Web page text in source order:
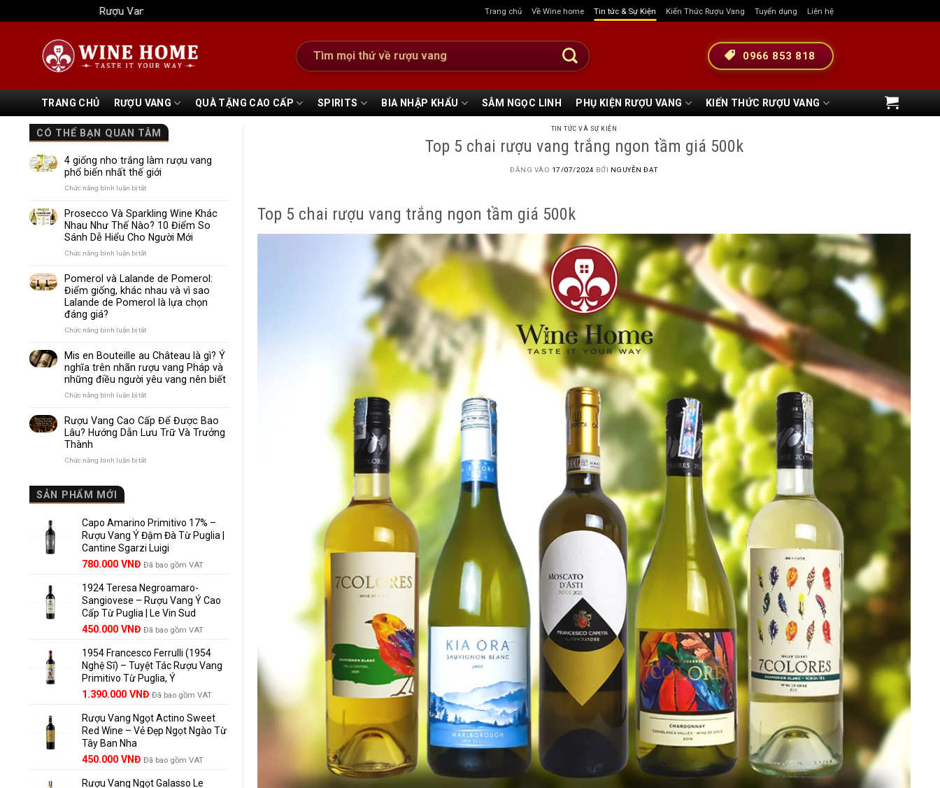
qua
Rượu Vang Wine Home Trang chủ Về Wine home Tin tức & Sự Kiện Kiến Thức Rượu Vang Tuyển dụng Liên hệ
Tìm
kiếm:
0966 853 818
TRANG CHỦ RƯỢU VANG QUÀ TẶNG CAO CẤP SPIRITS BIA NHẬP KHẨU SÂM NGỌC LINH PHỤ KIỆN RƯỢU VANG KIẾN THỨC RƯỢU VANG
CÓ THỂ BẠN QUAN TÂM
4 giống nho trắng làm rượu vang
phổ biến nhất thế giới
Chức năng bình luận bị tắtở
giống
nho
trắng
làm
biến
nhất
thế
Prosecco Và Sparkling Wine Khác
Nhau Như Thế Nào? 10 Điểm So
Sánh Dễ Hiểu Cho Người Mới
Chức năng bình luận bị tắtở
Và
Sparkling
Wine
Khác
10
Điểm
So
Dễ
Cho
Người
Pomerol và Lalande de Pomerol:
Điểm giống, khác nhau và vì sao
Lalande de Pomerol là lựa chọn
đáng giá?
Chức năng bình luận bị tắtở
Lalande
de
Pomerol:
nhau
và
chọn
đáng
giá?
Mis en Bouteille au Château là gì? Ý
nghĩa trên nhãn rượu vang Pháp và
những điều người yêu vang nên biết
Chức năng bình luận bị tắtở
en
Bouteille
au
rượu
vang
Pháp
và
những
yêu
vang
nên
Rượu Vang Cao Cấp Để Được Bao
Lâu? Hướng Dẫn Lưu Trữ Và Trưởng
Thành
Chức năng bình luận bị tắtở
Được
Bao
Lâu?
Hướng
Dẫn
Trữ
Và
Trưởng
Thành
SẢN PHẨM MỚI
Capo Amarino Primitivo 17% –
Rượu Vang Ý Đậm Đà Từ Puglia |
Cantine Sgarzi Luigi
Giá
là:
858.000 VNĐ.
780.000 VNĐGiá
tại
là:
780.000 VNĐ.
Đã bao gồm VAT
1924 Teresa Negroamaro-
Sangiovese – Rượu Vang Ý Cao
Cấp Từ Puglia | Le Vin Sud
Giá
là:
495.000 VNĐ.
450.000 VNĐGiá
tại
là:
450.000 VNĐ.
Đã bao gồm VAT
1954 Francesco Ferrulli (1954
Nghệ Sĩ) – Tuyệt Tác Rượu Vang
Primitivo Từ Puglia, Ý
Giá
là:
1.529.000 VNĐ.
1.390.000 VNĐGiá
tại
là:
Đã bao gồm VAT
Rượu Vang Ngọt Actino Sweet
Red Wine – Vẻ Đẹp Ngọt Ngào Từ
Tây Ban Nha
450.000 VNĐ Đã bao gồm VAT
Rượu Vang Ngọt Galasso Le
TIN TỨC VÀ SỰ KIỆN
Top 5 chai rượu vang trắng ngon tầm giá 500k
ĐĂNG VÀO 17/07/2024 BỞI NGUYỄN ĐẠT
Top 5 chai rượu vang trắng ngon tầm giá 500k